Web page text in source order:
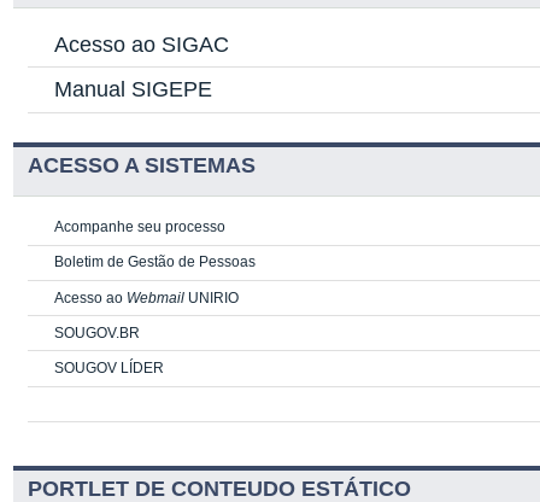
Acesso ao SIGAC
Manual SIGEPE
ACESSO A SISTEMAS
Acompanhe seu processo
Boletim de Gestão de Pessoas
Acesso ao Webmail UNIRIO
SOUGOV.BR
SOUGOV LÍDER
PORTLET DE CONTEUDO ESTÁTICO